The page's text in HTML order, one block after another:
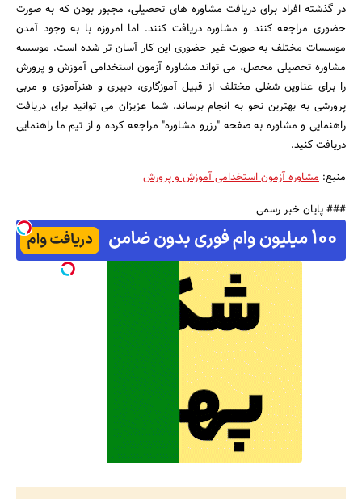
در گذشته افراد برای دریافت مشاوره های تحصیلی، مجبور بودن که به صورت
حضوری مراجعه کنند و مشاوره دریافت کنند. اما امروزه با به وجود آمدن
موسسات مختلف به صورت غیر حضوری این کار آسان تر شده است. موسسه
مشاوره تحصیلی محصل، می تواند مشاوره آزمون استخدامی آموزش و پرورش
را برای عناوین شغلی مختلف از قبیل آموزگاری، دبیری و هنرآموزی و مربی
پرورشی به بهترین نحو به انجام برساند. شما عزیزان می توانید برای دریافت
راهنمایی و مشاوره به صفحه ″رزرو مشاوره″ مراجعه کرده و از تیم ما راهنمایی
دریافت کنید.
منبع: مشاوره آزمون استخدامی آموزش و پرورش
### پایان خبر رسمی